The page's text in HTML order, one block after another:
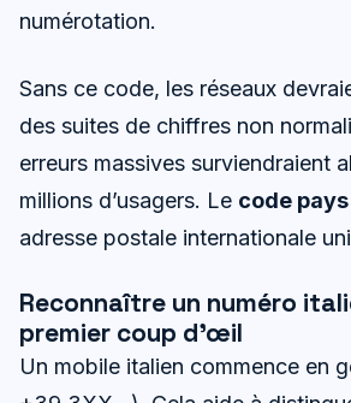
numérotation.
Sans ce code, les réseaux
des suites de chiffres non
erreurs massives surviendraient
millions d’usagers. Le code pays
adresse postale internationale
Reconnaître un numéro
premier coup d’œil
Un mobile italien commence en